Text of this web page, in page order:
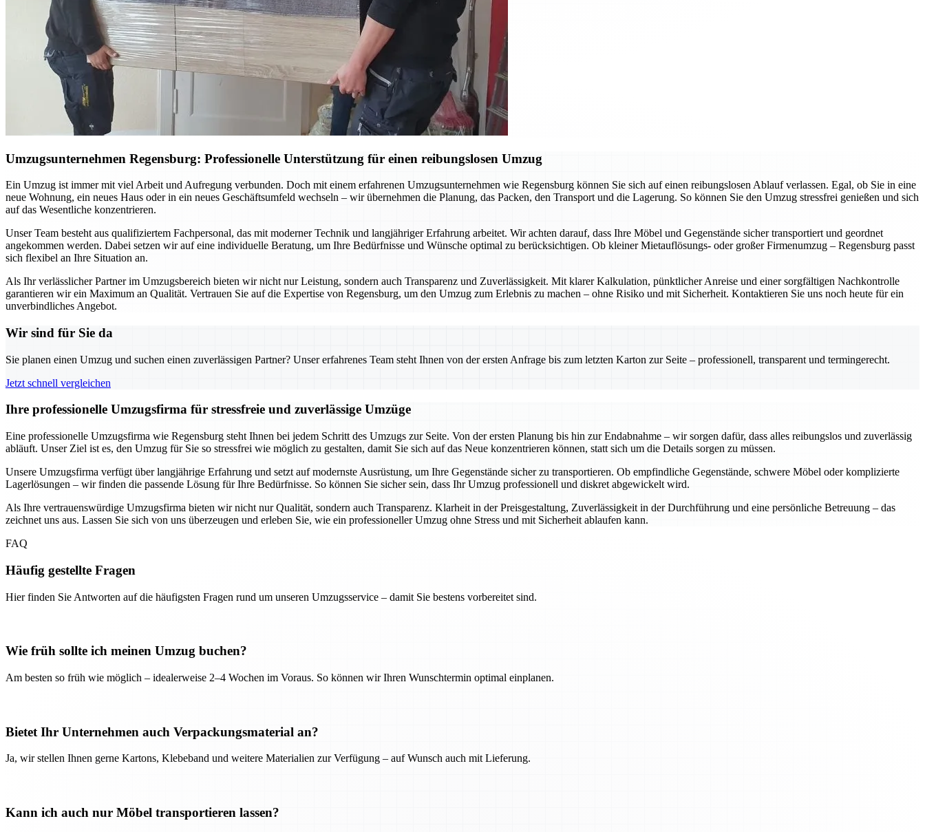
Umzugsunternehmen Regensburg: Professionelle Unterstützung für einen reibungslosen Umzug
Ein Umzug ist immer mit viel Arbeit und Aufregung verbunden. Doch mit einem erfahrenen Umzugsunternehmen wie Regensburg können Sie sich auf einen reibungslosen Ablauf verlassen. Egal, ob Sie in eine
neue Wohnung, ein neues Haus oder in ein neues Geschäftsumfeld wechseln – wir übernehmen die Planung, das Packen, den Transport und die Lagerung. So können Sie den Umzug stressfrei genießen und sich
auf das Wesentliche konzentrieren.
Unser Team besteht aus qualifiziertem Fachpersonal, das mit moderner Technik und langjähriger Erfahrung arbeitet. Wir achten darauf, dass Ihre Möbel und Gegenstände sicher transportiert und geordnet
angekommen werden. Dabei setzen wir auf eine individuelle Beratung, um Ihre Bedürfnisse und Wünsche optimal zu berücksichtigen. Ob kleiner Mietauflösungs- oder großer Firmenumzug – Regensburg passt
sich flexibel an Ihre Situation an.
Als Ihr verlässlicher Partner im Umzugsbereich bieten wir nicht nur Leistung, sondern auch Transparenz und Zuverlässigkeit. Mit klarer Kalkulation, pünktlicher Anreise und einer sorgfältigen Nachkontrolle
garantieren wir ein Maximum an Qualität. Vertrauen Sie auf die Expertise von Regensburg, um den Umzug zum Erlebnis zu machen – ohne Risiko und mit Sicherheit. Kontaktieren Sie uns noch heute für ein
unverbindliches Angebot.
Wir sind für Sie da
Sie planen einen Umzug und suchen einen zuverlässigen Partner? Unser erfahrenes Team steht Ihnen von der ersten Anfrage bis zum letzten Karton zur Seite – professionell, transparent und termingerecht.
Jetzt schnell vergleichen
Ihre professionelle Umzugsfirma für stressfreie und zuverlässige Umzüge
Eine professionelle Umzugsfirma wie Regensburg steht Ihnen bei jedem Schritt des Umzugs zur Seite. Von der ersten Planung bis hin zur Endabnahme – wir sorgen dafür, dass alles reibungslos und zuverlässig
abläuft. Unser Ziel ist es, den Umzug für Sie so stressfrei wie möglich zu gestalten, damit Sie sich auf das Neue konzentrieren können, statt sich um die Details sorgen zu müssen.
Unsere Umzugsfirma verfügt über langjährige Erfahrung und setzt auf modernste Ausrüstung, um Ihre Gegenstände sicher zu transportieren. Ob empfindliche Gegenstände, schwere Möbel oder komplizierte
Lagerlösungen – wir finden die passende Lösung für Ihre Bedürfnisse. So können Sie sicher sein, dass Ihr Umzug professionell und diskret abgewickelt wird.
Als Ihre vertrauenswürdige Umzugsfirma bieten wir nicht nur Qualität, sondern auch Transparenz. Klarheit in der Preisgestaltung, Zuverlässigkeit in der Durchführung und eine persönliche Betreuung – das
zeichnet uns aus. Lassen Sie sich von uns überzeugen und erleben Sie, wie ein professioneller Umzug ohne Stress und mit Sicherheit ablaufen kann.
FAQ
Häufig gestellte Fragen
Hier finden Sie Antworten auf die häufigsten Fragen rund um unseren Umzugsservice – damit Sie bestens vorbereitet sind.
Wie früh sollte ich meinen Umzug buchen?
Am besten so früh wie möglich – idealerweise 2–4 Wochen im Voraus. So können wir Ihren Wunschtermin optimal einplanen.
Bietet Ihr Unternehmen auch Verpackungsmaterial an?
Ja, wir stellen Ihnen gerne Kartons, Klebeband und weitere Materialien zur Verfügung – auf Wunsch auch mit Lieferung.
Kann ich auch nur Möbel transportieren lassen?